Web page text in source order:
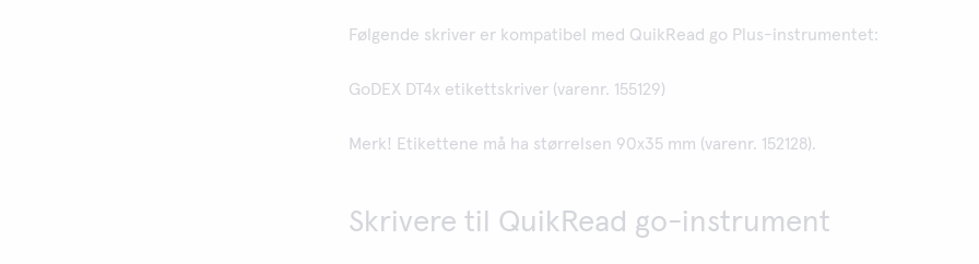
Følgende skriver er kompatibel med QuikRead go Plus-instrumentet:
GoDEX DT4x etikettskriver (varenr. 155129)
Merk! Etikettene må ha størrelsen 90x35 mm (varenr. 152128).
Skrivere til QuikRead go-instrument